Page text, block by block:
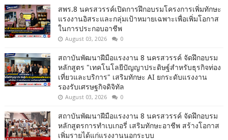
สพร.8 นครสวรรค์เปิดการฝึกอบรมโครงการเพิ่มทักษะ
แรงงานอิสระและกลุ่มเป้าหมายเฉพาะเพื่อเพิ่มโอกาส
ในการประกอบอาชีพ
August 03, 2026 0
สถาบันพัฒนาฝีมือแรงงาน 8 นครสวรรค์ จัดฝึกอบรม
หลักสูตร "เทคโนโลยีปัญญาประดิษฐ์สำหรับธุรกิจท่อง
เที่ยวและบริการ" เสริมทักษะ AI ยกระดับแรงงาน
รองรับเศรษฐกิจดิจิทัล
August 03, 2026 0
สถาบันพัฒนาฝีมือแรงงาน 8 นครสวรรค์ จัดฝึกอบรม
หลักสูตรการทำเบเกอรี่ เสริมทักษะอาชีพ สร้างโอกาส
เพิ่มรายได้แก่แรงงานนอกระบบ